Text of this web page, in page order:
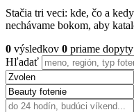
Stačia tri veci: kde, čo a
nechávame bokom, aby
0 výsledkov 0 priame dopyty
Hľadať